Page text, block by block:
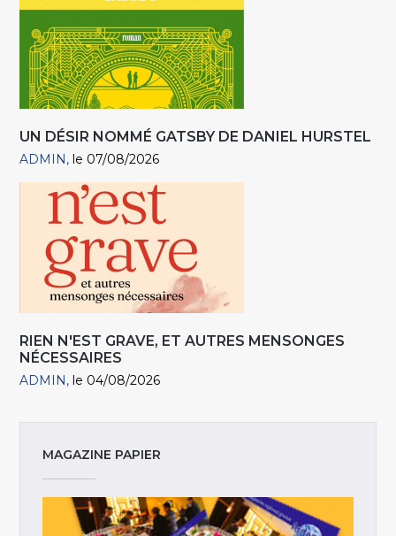
UN DÉSIR NOMMÉ GATSBY DE DANIEL HURSTEL
ADMIN le 07/08/2026
RIEN N'EST GRAVE, ET AUTRES MENSONGES
NÉCESSAIRES
ADMIN le 04/08/2026
MAGAZINE PAPIER